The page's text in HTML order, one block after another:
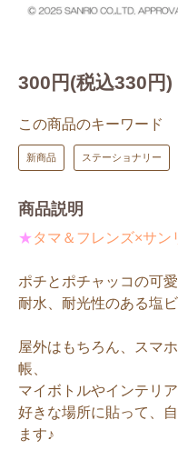
300円(税込330円)
この商品のキーワード
新商品 ステーショナリー
商品説明
★タマ＆フレンズ×サン
ポチとポチャッコの可
耐水、耐光性のある塩
屋外はもちろん、スマ
帳、
マイボトルやインテリ
好きな場所に貼って、
ます♪